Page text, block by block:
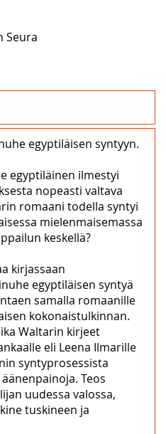
Seura
egyptiläisen syntyyn.
egyptiläinen ilmestyi
nopeasti valtava
romaani todella syntyi
mielenmaisemassa
keskellä?
kirjassaan
egyptiläisen syntyä
samalla romaanille
kokonaistulkinnan.
Waltarin kirjeet
eli Leena Ilmarille
syntyprosessista
Teos
uudessa valossa,
tuskineen ja